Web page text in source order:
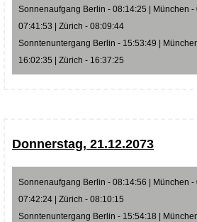
Sonnenaufgang Berlin - 08:14:25 | München -
07:41:53 | Zürich - 08:09:44
Sonntenuntergang Berlin - 15:53:49 |
16:02:35 | Zürich - 16:37:25
Donnerstag, 21.12.2073
Sonnenaufgang Berlin - 08:14:56 | München -
07:42:24 | Zürich - 08:10:15
Sonntenuntergang Berlin - 15:54:18 |